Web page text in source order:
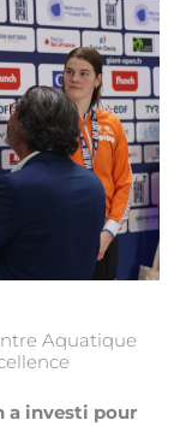
Aquatique
a investi pour